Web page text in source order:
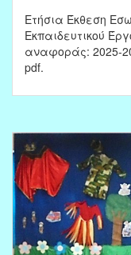
Ετήσια Έκθεση
Εκπαιδευτικού
αναφοράς: 2025-
pdf.